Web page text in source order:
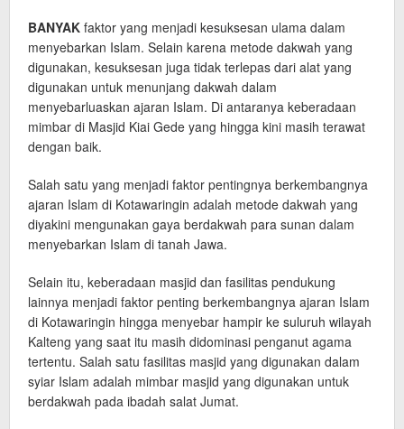
BANYAK faktor yang menjadi kesuksesan ulama dalam
menyebarkan Islam. Selain karena metode dakwah yang
digunakan, kesuksesan juga tidak terlepas dari alat yang
digunakan untuk menunjang dakwah dalam
menyebarluaskan ajaran Islam. Di antaranya keberadaan
mimbar di Masjid Kiai Gede yang hingga kini masih terawat
dengan baik.
Salah satu yang menjadi faktor pentingnya berkembangnya
ajaran Islam di Kotawaringin adalah metode dakwah yang
diyakini mengunakan gaya berdakwah para sunan dalam
menyebarkan Islam di tanah Jawa.
Selain itu, keberadaan masjid dan fasilitas pendukung
lainnya menjadi faktor penting berkembangnya ajaran Islam
di Kotawaringin hingga menyebar hampir ke suluruh wilayah
Kalteng yang saat itu masih didominasi penganut agama
tertentu. Salah satu fasilitas masjid yang digunakan dalam
syiar Islam adalah mimbar masjid yang digunakan untuk
berdakwah pada ibadah salat Jumat.